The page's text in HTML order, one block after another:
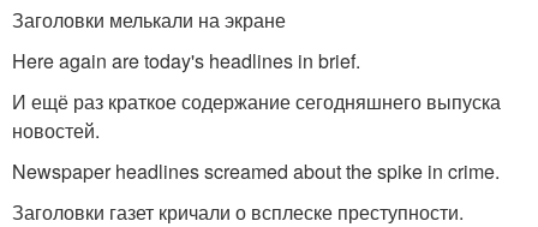
Заголовки мелькали на экране
Here again are today's headlines in brief.
И ещё раз краткое содержание сегодняшнего выпуска
новостей.
Newspaper headlines screamed about the spike in crime.
Заголовки газет кричали о всплеске преступности.